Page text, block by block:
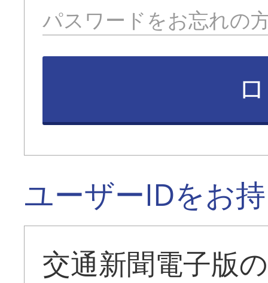
パスワードをお忘れの
ユーザーIDをお
交通新聞電子版